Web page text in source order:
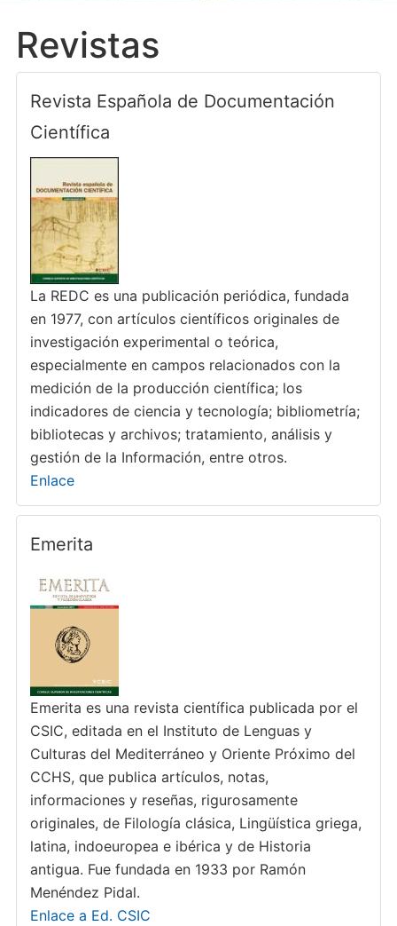
Revistas
Revista Española de Documentación
Científica
La REDC es una publicación periódica, fundada
en 1977, con artículos científicos originales de
investigación experimental o teórica,
especialmente en campos relacionados con la
medición de la producción científica; los
indicadores de ciencia y tecnología; bibliometría;
bibliotecas y archivos; tratamiento, análisis y
gestión de la Información, entre otros.
Enlace
Emerita
Emerita es una revista científica publicada por el
CSIC, editada en el Instituto de Lenguas y
Culturas del Mediterráneo y Oriente Próximo del
CCHS, que publica artículos, notas,
informaciones y reseñas, rigurosamente
originales, de Filología clásica, Lingüística griega,
latina, indoeuropea e ibérica y de Historia
antigua. Fue fundada en 1933 por Ramón
Menéndez Pidal.
Enlace a Ed. CSIC